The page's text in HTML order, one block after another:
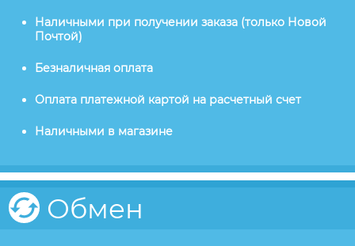
Наличными при получении заказа (только Новой
Почтой)
Безналичная оплата
Оплата платежной картой на расчетный счет
Наличными в магазине
Обмен